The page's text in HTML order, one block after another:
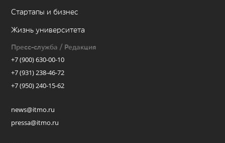
Стартапы и бизнес
Жизнь университета
Пресс-служба / Редакция
+7 (900) 630-00-10
+7 (931) 238-46-72
+7 (950) 240-15-62
news@itmo.ru
pressa@itmo.ru